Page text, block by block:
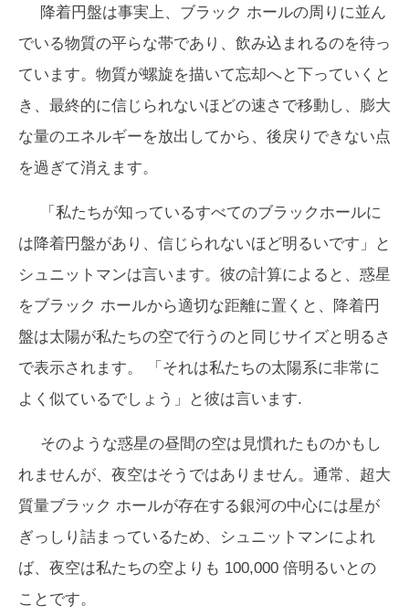
降着円盤は事実上、ブラック ホールの周りに並ん
でいる物質の平らな帯であり、飲み込まれるのを待っ
ています。物質が螺旋を描いて忘却へと下っていくと
き、最終的に信じられないほどの速さで移動し、膨大
な量のエネルギーを放出してから、後戻りできない点
を過ぎて消えます。
「私たちが知っているすべてのブラックホールに
は降着円盤があり、信じられないほど明るいです」と
シュニットマンは言います。彼の計算によると、惑星
をブラック ホールから適切な距離に置くと、降着円
盤は太陽が私たちの空で行うのと同じサイズと明るさ
で表示されます。 「それは私たちの太陽系に非常に
よく似ているでしょう」と彼は言います.
そのような惑星の昼間の空は見慣れたものかもし
れませんが、夜空はそうではありません。通常、超大
質量ブラック ホールが存在する銀河の中心には星が
ぎっしり詰まっているため、シュニットマンによれ
ば、夜空は私たちの空よりも 100,000 倍明るいとの
ことです。